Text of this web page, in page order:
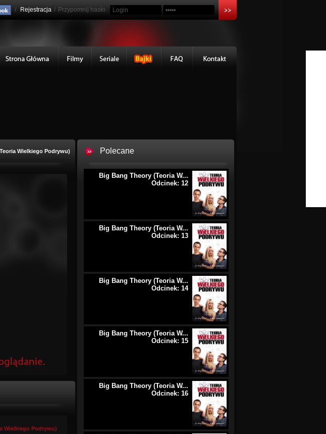
/ Rejestracja / Przypomnij hasło
Wielkiego Podrywu)
Wielkiego Podrywu)
Polecane
Big Bang Theory (Teoria W...
Odcinek: 12
Big Bang Theory (Teoria W...
Odcinek: 13
Big Bang Theory (Teoria W...
Odcinek: 14
Big Bang Theory (Teoria W...
Odcinek: 15
Big Bang Theory (Teoria W...
Odcinek: 16